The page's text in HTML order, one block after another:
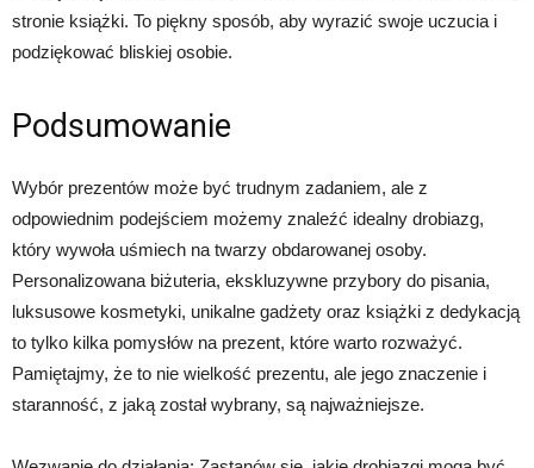
stronie książki. To piękny sposób, aby wyrazić swoje uczucia i
podziękować bliskiej osobie.
Podsumowanie
Wybór prezentów może być trudnym zadaniem, ale z
odpowiednim podejściem możemy znaleźć idealny drobiazg,
który wywoła uśmiech na twarzy obdarowanej osoby.
Personalizowana biżuteria, ekskluzywne przybory do pisania,
luksusowe kosmetyki, unikalne gadżety oraz książki z dedykacją
to tylko kilka pomysłów na prezent, które warto rozważyć.
Pamiętajmy, że to nie wielkość prezentu, ale jego znaczenie i
staranność, z jaką został wybrany, są najważniejsze.